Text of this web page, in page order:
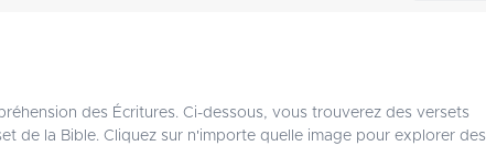
des Écritures. Ci-dessous, vous trouverez des versets
de la Bible. Cliquez sur n'importe quelle image pour explorer des